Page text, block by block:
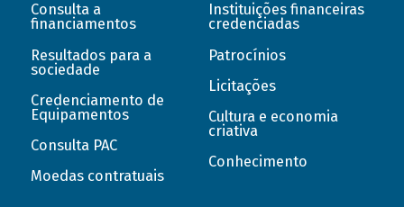
Consulta a
financiamentos
Resultados para a
sociedade
Credenciamento de
Equipamentos
Consulta PAC
Moedas contratuais
Instituições financeiras
credenciadas
Patrocínios
Licitações
Cultura e economia
criativa
Conhecimento